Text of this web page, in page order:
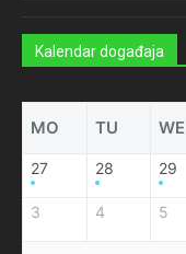
Kalendar događaja
MO TU WE
27 28 29
3 4 5